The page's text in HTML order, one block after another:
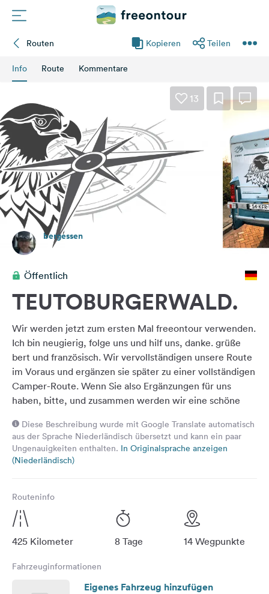
Magazin
Partner
Registrieren
Einloggen
Newsletter
Feedback
Sprache:
Folge
uns
auf
Social
Media
Facebook
Instagram
Routen Kopieren Teilen
Info Route Kommentare
13
bergessen
Zuletzt geändert vor 4 Jahren
Öffentlich
TEUTOBURGERWALD.
Wir werden jetzt zum ersten Mal freeontour verwenden.
Ich bin neugierig, folge uns und hilf uns, danke. grüße
bert und französisch. Wir vervollständigen unsere Route
im Voraus und ergänzen sie später zu einer vollständigen
Camper-Route. Wenn Sie also Ergänzungen für uns
haben, bitte, und zusammen werden wir eine schöne
Diese Beschreibung wurde mit Google Translate automatisch
aus der Sprache Niederländisch übersetzt und kann ein paar
Ungenauigkeiten enthalten. In Originalsprache anzeigen
(Niederländisch)
Routeninfo
425 Kilometer 8 Tage 14 Wegpunkte
Fahrzeuginformationen
Eigenes Fahrzeug hinzufügen